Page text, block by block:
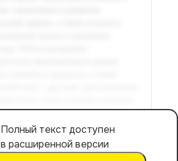
Полный текст доступен
в расширенной версии